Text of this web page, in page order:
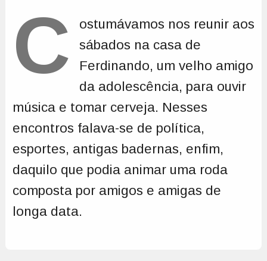
C
ostumávamos nos reunir aos
sábados na casa de
Ferdinando, um velho amigo
da adolescência, para ouvir
música e tomar cerveja. Nesses
encontros falava-se de política,
esportes, antigas badernas, enfim,
daquilo que podia animar uma roda
composta por amigos e amigas de
longa data.